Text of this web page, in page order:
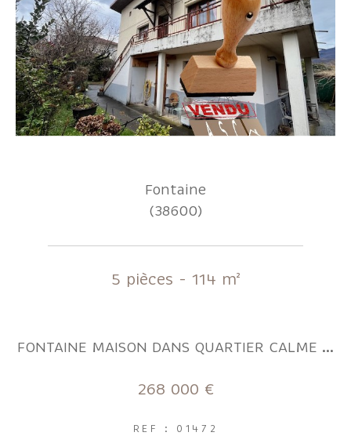
Fontaine
(38600)
5 pièces - 114 m²
FONTAINE MAISON DANS QUARTIER CALME ...
268 000 €
REF : 01472